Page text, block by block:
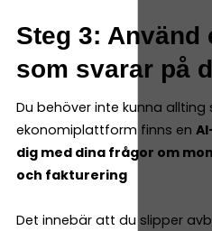
Steg 3: Använd
som svarar på
Du behöver inte kunna allting
ekonomiplattform finns en
dig med dina frågor om
och fakturering
Det innebär att du slipper